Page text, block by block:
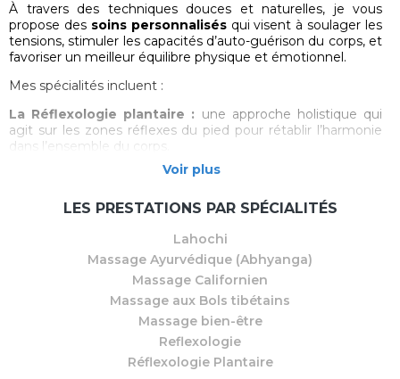
À travers des techniques douces et naturelles, je vous
propose des soins personnalisésqui visent à soulager les
tensions, stimuler les capacités d’auto-guérison du corps, et
favoriser un meilleur équilibre physique et émotionnel.
Mes spécialités incluent :
La Réflexologie plantaire : une approche holistique qui
agit sur les zones réflexes du pied pour rétablir l’harmonie
dans l’ensemble du corps.
Les Massages bien-être :Californien, Ayurvédique,
pour une relaxation en profondeur.
Chaque séance est un moment pour vous reconnecter à
vous-même, dans le respect de votre rythme et de vos
Prenez soin de vous… naturellement.
Voir plus
LES PRESTATIONS PAR SPÉCIALITÉS
Lahochi
Massage Ayurvédique (Abhyanga)
Massage Californien
Massage aux Bols tibétains
Massage bien-être
Reflexologie
Réflexologie Plantaire